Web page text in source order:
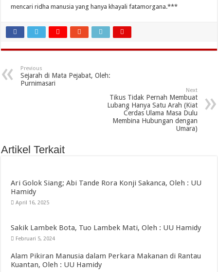
mencari ridha manusia yang hanya khayali fatamorgana.***
Previous
Sejarah di Mata Pejabat, Oleh:
Purnimasari
Next
Tikus Tidak Pernah Membuat
Lubang Hanya Satu Arah (Kiat
Cerdas Ulama Masa Dulu
Membina Hubungan dengan
Umara)
Artikel Terkait
Ari Golok Siang; Abi Tande Rora Konji Sakanca, Oleh : UU
Hamidy
April 16, 2025
Sakik Lambek Bota, Tuo Lambek Mati, Oleh : UU Hamidy
Februari 5, 2024
Alam Pikiran Manusia dalam Perkara Makanan di Rantau
Kuantan, Oleh : UU Hamidy